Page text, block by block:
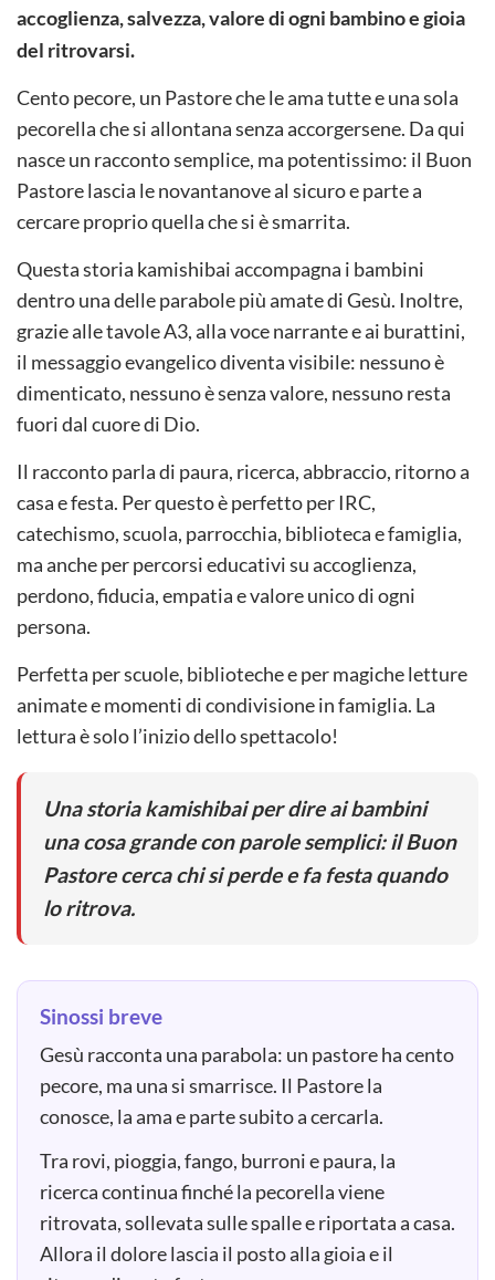
accoglienza, salvezza, valore di ogni bambino e gioia
del ritrovarsi.
Cento pecore, un Pastore che le ama tutte e una sola
pecorella che si allontana senza accorgersene. Da qui
nasce un racconto semplice, ma potentissimo: il Buon
Pastore lascia le novantanove al sicuro e parte a
cercare proprio quella che si è smarrita.
Questa storia kamishibai accompagna i bambini
dentro una delle parabole più amate di Gesù. Inoltre,
grazie alle tavole A3, alla voce narrante e ai burattini,
il messaggio evangelico diventa visibile: nessuno è
dimenticato, nessuno è senza valore, nessuno resta
fuori dal cuore di Dio.
Il racconto parla di paura, ricerca, abbraccio, ritorno a
casa e festa. Per questo è perfetto per IRC,
catechismo, scuola, parrocchia, biblioteca e famiglia,
ma anche per percorsi educativi su accoglienza,
perdono, fiducia, empatia e valore unico di ogni
persona.
Perfetta per scuole, biblioteche e per magiche letture
animate e momenti di condivisione in famiglia. La
lettura è solo l’inizio dello spettacolo!
Una storia kamishibai per dire ai bambini
una cosa grande con parole semplici: il Buon
Pastore cerca chi si perde e fa festa quando
lo ritrova.
Sinossi breve
Gesù racconta una parabola: un pastore ha cento
pecore, ma una si smarrisce. Il Pastore la
conosce, la ama e parte subito a cercarla.
Tra rovi, pioggia, fango, burroni e paura, la
ricerca continua finché la pecorella viene
ritrovata, sollevata sulle spalle e riportata a casa.
Allora il dolore lascia il posto alla gioia e il